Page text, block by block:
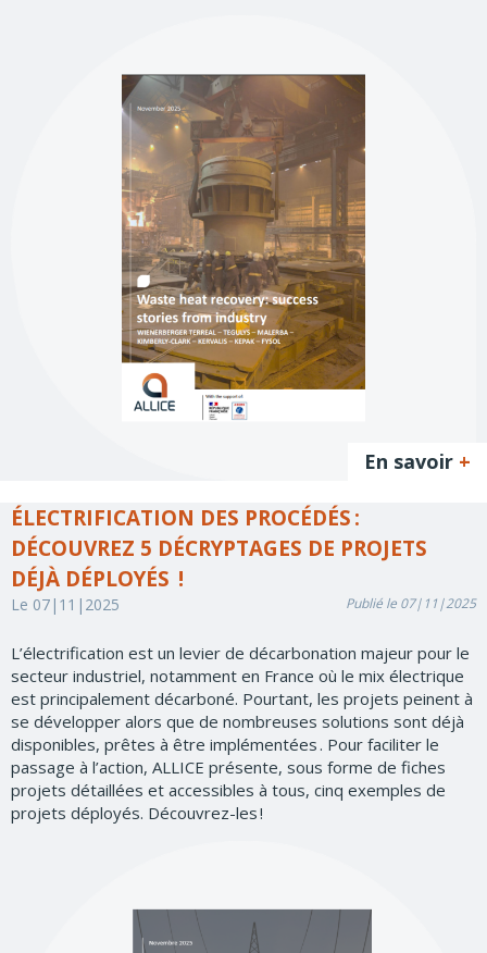
En savoir +
ÉLECTRIFICATION DES PROCÉDÉS :
DÉCOUVREZ 5 DÉCRYPTAGES DE PROJETS
DÉJÀ DÉPLOYÉS !
Le 07|11|2025 Publié le 07|11|2025
L’électrification est un levier de décarbonation majeur pour le
secteur industriel, notamment en France où le mix électrique
est principalement décarboné. Pourtant, les projets peinent à
se développer alors que de nombreuses solutions sont déjà
disponibles, prêtes à être implémentées . Pour faciliter le
passage à l’action, ALLICE présente, sous forme de fiches
projets détaillées et accessibles à tous, cinq exemples de
projets déployés. Découvrez-les !